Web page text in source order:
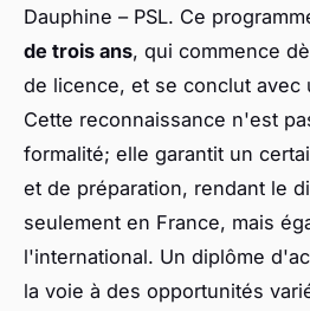
Dauphine – PSL. Ce
de trois ans, qui commence
de licence, et se conclut avec
Cette reconnaissance n'est
formalité; elle garantit un
et de préparation, rendant le
seulement en France, mais
l'international. Un diplôme
la voie à des opportunités